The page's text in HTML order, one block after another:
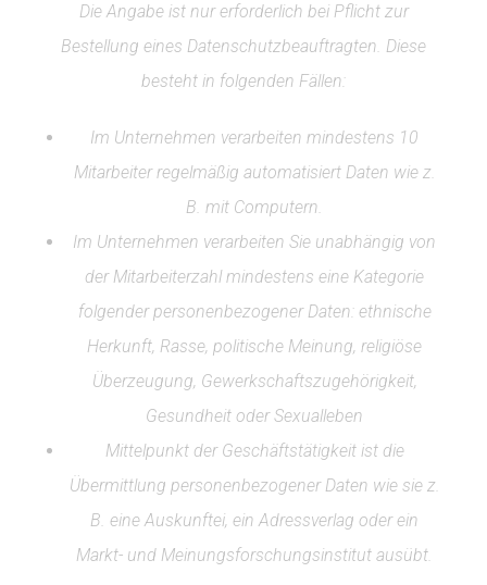
Die Angabe ist nur erforderlich bei Pflicht zur
Bestellung eines Datenschutzbeauftragten. Diese
besteht in folgenden Fällen:
Im Unternehmen verarbeiten mindestens 10
Mitarbeiter regelmäßig automatisiert Daten wie z.
B. mit Computern.
Im Unternehmen verarbeiten Sie unabhängig von
der Mitarbeiterzahl mindestens eine Kategorie
folgender personenbezogener Daten: ethnische
Herkunft, Rasse, politische Meinung, religiöse
Überzeugung, Gewerkschaftszugehörigkeit,
Gesundheit oder Sexualleben
Mittelpunkt der Geschäftstätigkeit ist die
Übermittlung personenbezogener Daten wie sie z.
B. eine Auskunftei, ein Adressverlag oder ein
Markt- und Meinungsforschungsinstitut ausübt.